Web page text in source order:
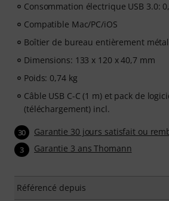
Consommation électrique USB 3.0:
Compatible Mac/PC/iOS
Boîtier de bureau entièrement
Dimensions: 133 x 120 x 40,7 mm
Poids: 0,74 kg
Câble USB C-C (1 m) et pack de
(téléchargement) incl.
30 Garantie 30 jours satisfait ou
3 Garantie 3 ans Thomann
Référencé depuis